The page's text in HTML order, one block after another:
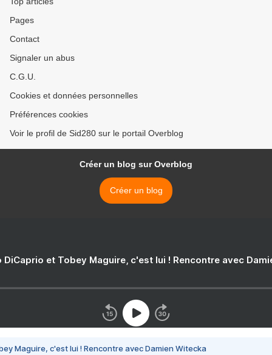
Pages
Contact
Signaler un abus
C.G.U.
Cookies et données personnelles
Préférences cookies
Voir le profil de Sid280 sur le portail Overblog
Créer un blog sur Overblog
Créer un blog
DiCaprio et Tobey Maguire, c'est lui ! Rencontre avec
Maguire, c'est lui ! Rencontre avec Damien Witecka